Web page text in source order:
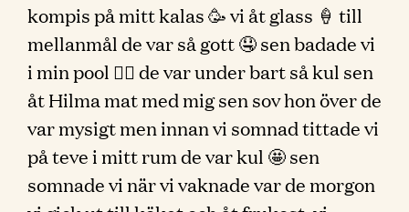
kompis på mitt kalas 🥳 vi åt glass 🍦 till
mellanmål de var så gott 🤤 sen badade vi
i min pool 🏊‍♀️ de var under bart så kul sen
åt Hilma mat med mig sen sov hon över de
var mysigt men innan vi somnad tittade vi
på teve i mitt rum de var kul 🤩 sen
somnade vi när vi vaknade var de morgon